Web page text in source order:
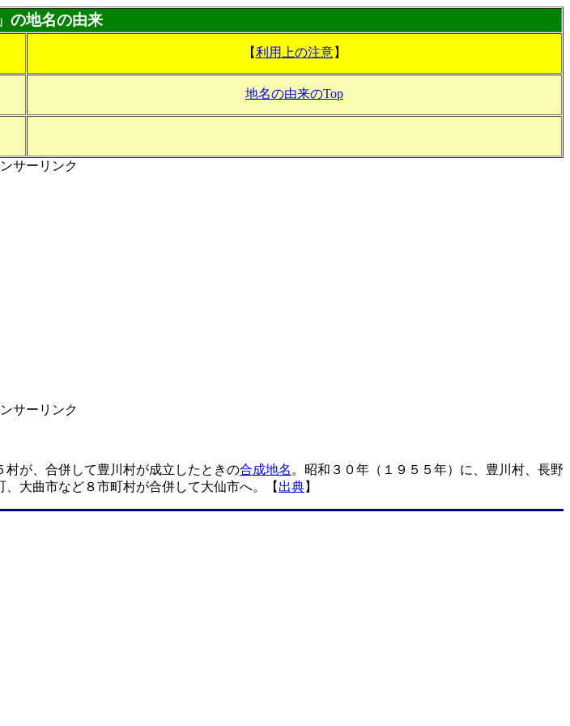
の地名の由来
【利用上の注意】
地名の由来のTop
サーリンク
サーリンク
が、合併して豊川村が成立したときの合成地名 。昭和３０年（１９５５年）に、豊川村、長野
大曲市など８市町村が合併して大仙市へ。【 出典】